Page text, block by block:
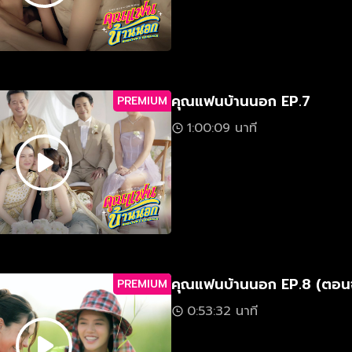
PREMIUM คุณแฟนบ้านนอก EP.7
1:00:09 นาที
PREMIUM คุณแฟนบ้านนอก EP.8​ (ตอ
0:53:32 นาที